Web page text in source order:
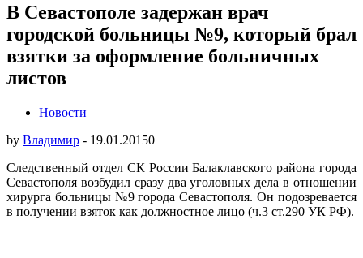
В Севастополе задержан врач
городской больницы №9, который брал
взятки за оформление больничных
листов
Новости
by Владимир - 19.01.20150
Следственный отдел СК России Балаклавского района города
Севастополя возбудил сразу два уголовных дела в отношении
хирурга больницы №9 города Севастополя. Он подозревается
в получении взяток как должностное лицо (ч.3 ст.290 УК РФ).